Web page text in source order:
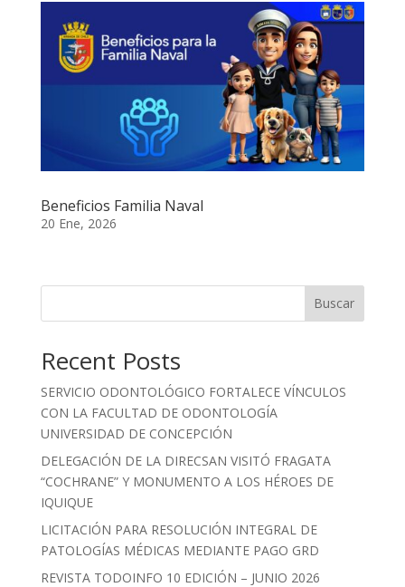
Beneficios Familia Naval
20 Ene, 2026
Buscar
Recent Posts
SERVICIO ODONTOLÓGICO FORTALECE VÍNCULOS
CON LA FACULTAD DE ODONTOLOGÍA
UNIVERSIDAD DE CONCEPCIÓN
DELEGACIÓN DE LA DIRECSAN VISITÓ FRAGATA
“COCHRANE” Y MONUMENTO A LOS HÉROES DE
IQUIQUE
LICITACIÓN PARA RESOLUCIÓN INTEGRAL DE
PATOLOGÍAS MÉDICAS MEDIANTE PAGO GRD
REVISTA TODOINFO 10 EDICIÓN – JUNIO 2026